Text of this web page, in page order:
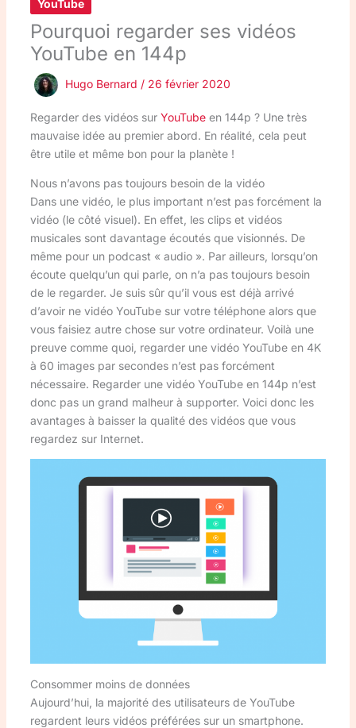
YouTube
Pourquoi regarder ses vidéos
YouTube en 144p
Hugo Bernard / 26 février 2020
Regarder des vidéos sur YouTubeen 144p ? Une très
mauvaise idée au premier abord. En réalité, cela peut
être utile et même bon pour la planète !
Nous n’avons pas toujours besoin de la vidéo
Dans une vidéo, le plus important n’est pas forcément la
vidéo (le côté visuel). En effet, les clips et vidéos
musicales sont davantage écoutés que visionnés. De
même pour un podcast « audio ». Par ailleurs, lorsqu’on
écoute quelqu’un qui parle, on n’a pas toujours besoin
de le regarder. Je suis sûr qu’il vous est déjà arrivé
d’avoir ne vidéo YouTube sur votre téléphone alors que
vous faisiez autre chose sur votre ordinateur. Voilà une
preuve comme quoi, regarder une vidéo YouTube en 4K
à 60 images par secondes n’est pas forcément
nécessaire. Regarder une vidéo YouTube en 144p n’est
donc pas un grand malheur à supporter. Voici donc les
avantages à baisser la qualité des vidéos que vous
regardez sur Internet.
Consommer moins de données
Aujourd’hui, la majorité des utilisateurs de YouTube
regardent leurs vidéos préférées sur un smartphone.